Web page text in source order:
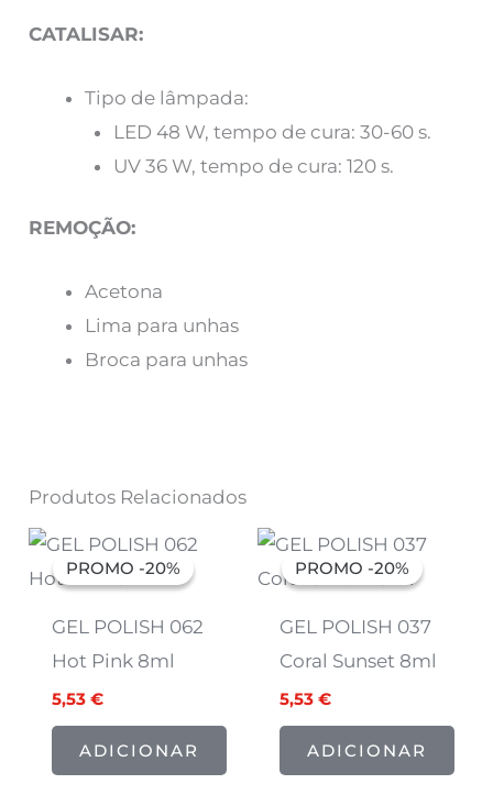
CATALISAR:
Tipo de lâmpada:
LED 48 W, tempo de cura: 30-60 s.
UV 36 W, tempo de cura: 120 s.
REMOÇÃO:
Acetona
Lima para unhas
Broca para unhas
Produtos Relacionados
PROMO -20%
PROMO -20%
GEL POLISH 062
Hot Pink 8ml
O
preço
original
6,91 €.
5,53 €
O
preço
atual
5,53 €.
ADICIONAR
PROMO -20%
PROMO -20%
GEL POLISH 037
Coral Sunset 8ml
O
preço
original
6,91 €.
5,53€
O
preço
atual
5,53 €.
ADICIONAR